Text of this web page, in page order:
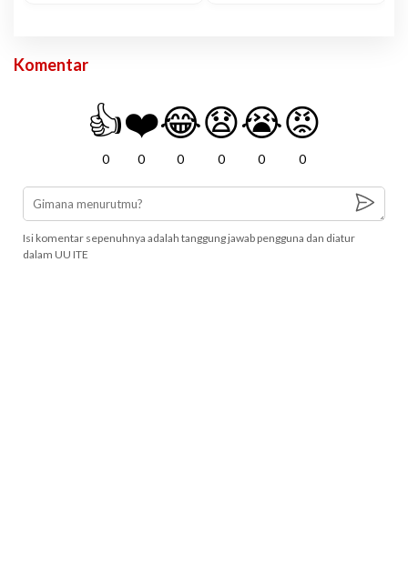
Komentar
👍
0
❤️
0
😂
0
😧
0
😭
0
😡
0
Isi komentar sepenuhnya adalah tanggung jawab pengguna dan diatur
dalam UU ITE